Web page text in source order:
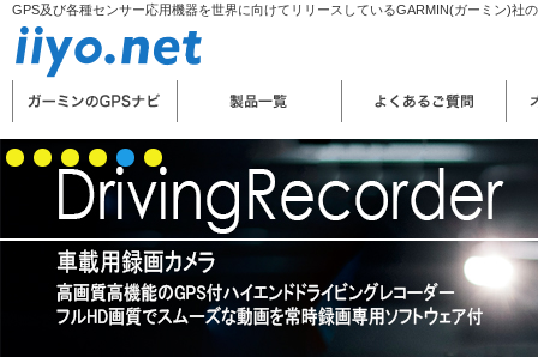
GPS及び各種センサー応用機器を世界に向けてリリースしているGARMIN(ガーミン)社